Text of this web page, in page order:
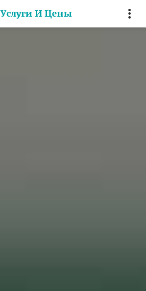
Услуги И Цены